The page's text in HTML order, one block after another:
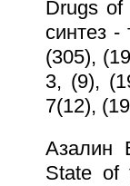
Drugs of
синтез
(305),
3, (9),
7(12),
Азалин
State of